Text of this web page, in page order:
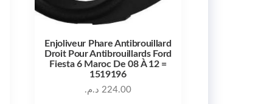
Enjoliveur Phare Antibrouillard
Droit Pour Antibrouillards Ford
Fiesta 6 Maroc De 08 À 12 =
1519196
224.00 د.م.